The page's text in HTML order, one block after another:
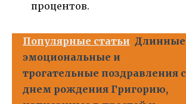
процентов.
Популярные статьи Длинные
эмоциональные и
трогательные поздравления с
днем рождения Григорию,